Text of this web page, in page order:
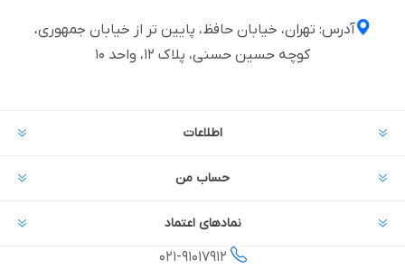
آدرس: تهران، خیابان حافظ، پایین تر از خیابان جمهوری،
کوچه حسین حسنی، پلاک ۱۲، واحد ۱۰
اطلاعات
حساب من
نمادهای اعتماد
021-91017912